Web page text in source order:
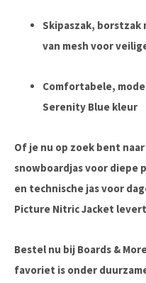
Skipaszak,
van mesh voor
Comfortabele,
Serenity Blue kleur
Of je nu op zoek bent
snowboardjas voor diepe
en technische jas voor
Picture Nitric Jacket
Bestel nu bij Boards &
favoriet is onder